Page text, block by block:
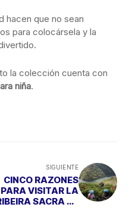
hacen que no sean
para colocársela y la
la colección cuenta con
niña.
SIGUIENTE
CINCO RAZONES
PARA VISITAR LA
SACRA EN